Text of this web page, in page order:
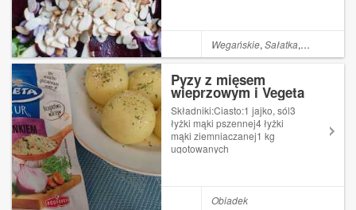
blogu były, ale jest to temat
bardzo wdzięczny i przez
Wegańskie,Sałatka, Burak
Pyzy z mięsem
wieprzowym i Vegeta
Natur
Składniki:Ciasto:1 jajko, sól3
łyżki mąki pszennej4 łyżki
mąki ziemniaczanej1 kg
ugotowanych
Vegeta Natur z
Obiadek